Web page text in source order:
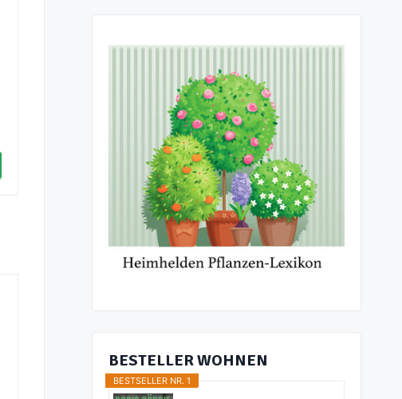
BESTELLER WOHNEN
BESTSELLER NR. 1